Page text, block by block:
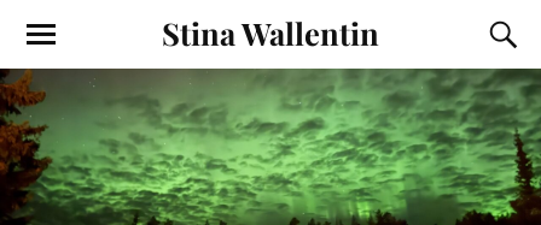
Stina Wallentin